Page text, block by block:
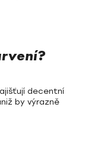
decentní
by výrazně